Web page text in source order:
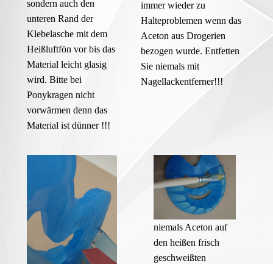
sondern auch den
unteren Rand der
Klebelasche mit dem
Heißluftfön vor bis das
Material leicht glasig
wird. Bitte bei
Ponykragen nicht
vorwärmen denn das
Material ist dünner !!!
immer wieder zu
Halteproblemen wenn das
Aceton aus Drogerien
bezogen wurde. Entfetten
Sie niemals mit
Nagellackentferner!!!
niemals Aceton auf
den heißen frisch
geschweißten